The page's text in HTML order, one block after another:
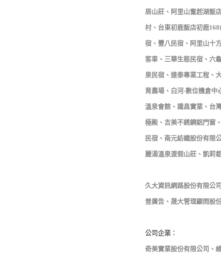
居山莊、阿里山奮起湖飯
村、台東初鹿飯店初鹿
宿、豐八民宿、阿里山十
客車、三華生態民宿、六
泉民宿、達泰專業工程、
育農場、白河-數位機倉中
溫泉會館、識昌實業、台
極殿、吉美不銹鋼鋁門窗
民宿、南元紡織股份有限
麗湯溫泉渡假山莊、凱莉
久大資訊網路股份有限公
普廣告、晟大管理顧問股
公司企業：
奇美實業股份有限公司、